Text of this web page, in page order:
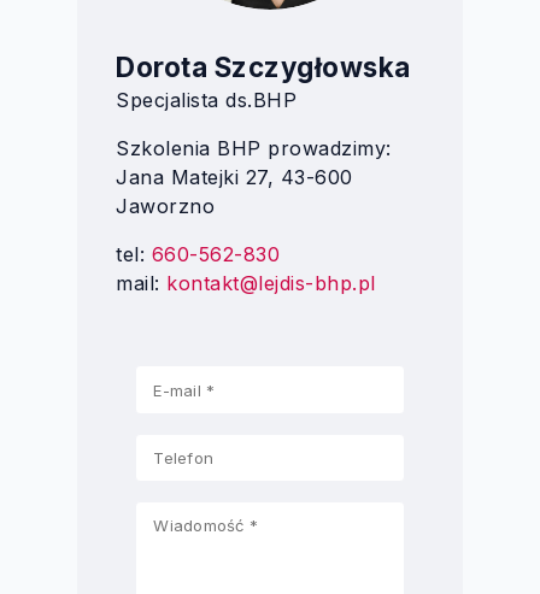
Dorota Szczygłowska
Specjalista ds.BHP
Szkolenia BHP prowadzimy:
Jana Matejki 27, 43-600
Jaworzno
tel: 660-562-830
mail: kontakt@lejdis-bhp.pl